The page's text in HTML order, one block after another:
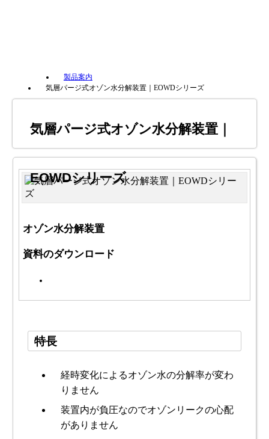
製品案内
気層パージ式オゾン水分解装置｜EOWDシリーズ
気層パージ式オゾン水分解装置｜
EOWDシリーズ
オゾン水分解装置
資料のダウンロード
特長
経時変化によるオゾン水の分解率が変わ
りません
装置内が負圧なのでオゾンリークの心配
がありません